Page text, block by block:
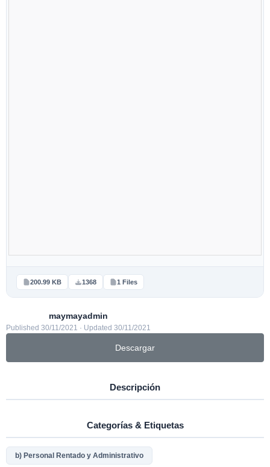
200.99 KB 1368 1 Files
maymayadmin
Published 30/11/2021 · Updated 30/11/2021
Descargar
Descripción
Categorías & Etiquetas
b) Personal Rentado y Administrativo